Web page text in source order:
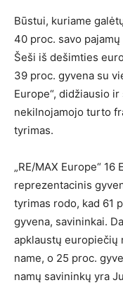
Būstui, kuriame
40 proc. savo
Šeši iš dešimties
39 proc. gyvena su
Europe“, didžiausio
nekilnojamojo turto
tyrimas.
„RE/MAX Europe“
reprezentacinis
tyrimas rodo, kad 61
gyvena, savininkai.
apklaustų europiečių
name, o 25 proc.
namų savininkų yra